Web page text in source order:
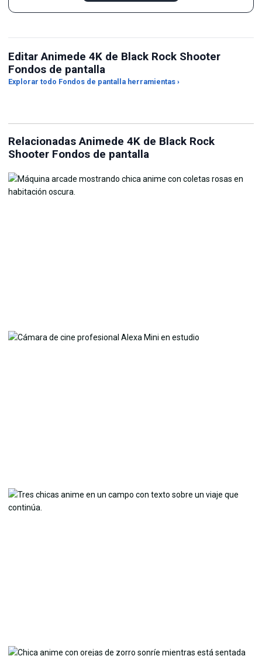
Editar Animede 4K de Black Rock Shooter
Fondos de pantalla
Explorar todo Fondos de pantalla herramientas ›
Recortador de relación de
aspecto
Conversor de JPG a PNG
Relacionadas Animede 4K de Black Rock
Shooter Fondos de pantalla